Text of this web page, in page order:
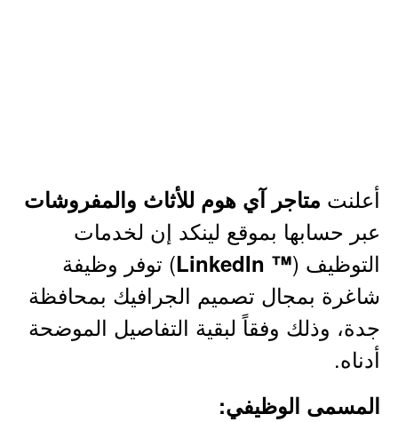
أعلنت متاجر آي هوم للأثاث والمفروشات
عبر حسابها بموقع لينكد إن لخدمات
التوظيف (™ LinkedIn
) توفر وظيفة
شاغرة بمجال تصميم الجرافيك بمحافظة
جدة، وذلك وفقاً لبقية التفاصيل الموضحة
أدناه.
المسمى الوظيفي: